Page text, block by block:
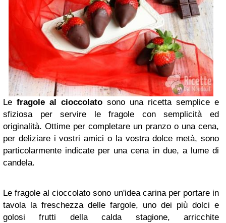
Le fragole al cioccolato sono una ricetta semplice e
sfiziosa per servire le fragole con semplicità ed
originalità. Ottime per completare un pranzo o una cena,
per deliziare i vostri amici o la vostra dolce metà, sono
particolarmente indicate per una cena in due, a lume di
candela.
Le fragole al cioccolato sono un'idea carina per portare in
tavola la freschezza delle fargole, uno dei più dolci e
golosi frutti della calda stagione, arricchite